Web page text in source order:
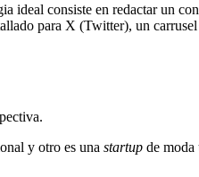
ideal consiste en redactar un
para X (Twitter), un
y otro es una startup de moda